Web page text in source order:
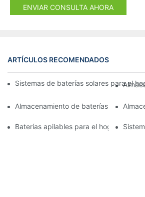
ENVIAR CONSULTA AHORA
ARTÍCULOS RECOMENDADOS
Sistemas de baterías solares para el
Almacenamiento de baterías
Baterías apilables para el hogar: el